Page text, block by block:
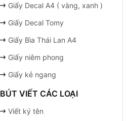
Giấy Decal A4 ( vàng, xanh )
Giấy Decal Tomy
Giấy Bìa Thái Lan A4
Giấy niêm phong
Giấy kẻ ngang
BÚT VIẾT CÁC LOẠI
Viết ký tên